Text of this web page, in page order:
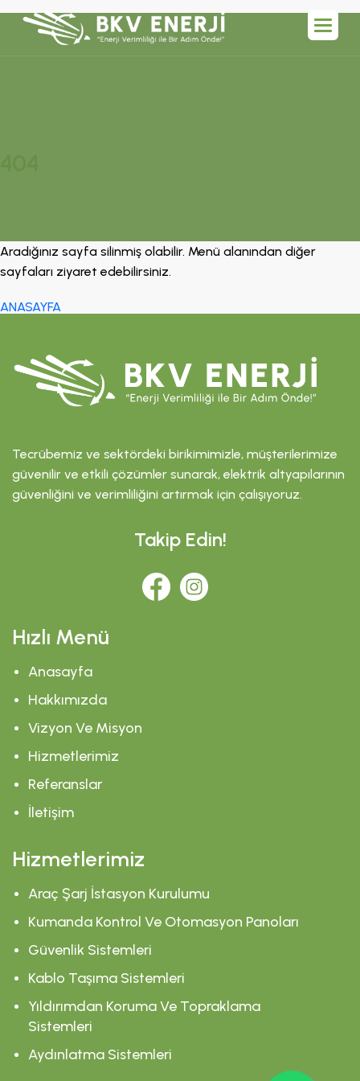
Aradığınız sayfa silinmiş olabilir. Menü alanından diğer
sayfaları ziyaret edebilirsiniz.
ANASAYFA
Tecrübemiz ve sektördeki birikimimizle, müşterilerimize
güvenilir ve etkili çözümler sunarak, elektrik altyapılarının
güvenliğini ve verimliliğini artırmak için çalışıyoruz.
Takip Edin!
Hızlı Menü
Anasayfa
Hakkımızda
Vizyon Ve Misyon
Hizmetlerimiz
Referanslar
İletişim
Hizmetlerimiz
Araç Şarj İstasyon Kurulumu
Kumanda Kontrol Ve Otomasyon Panoları
Güvenlik Sistemleri
Kablo Taşıma Sistemleri
Yıldırımdan Koruma Ve Topraklama
Sistemleri
Aydınlatma Sistemleri